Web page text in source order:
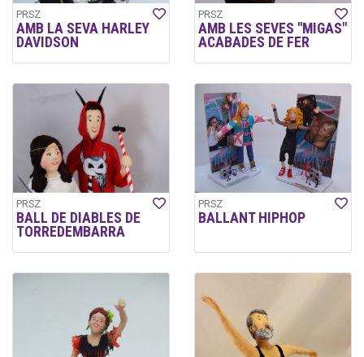
PRSZ
AMB LA SEVA HARLEY
DAVIDSON
PRSZ
AMB LES SEVES "MIGAS"
ACABADES DE FER
PRSZ
BALL DE DIABLES DE
TORREDEMBARRA
PRSZ
BALLANT HIPHOP